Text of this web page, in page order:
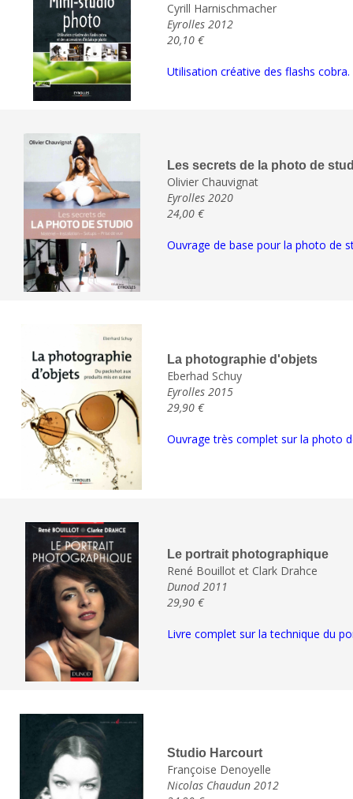
Cyrill Harnischmacher
Eyrolles 2012
20,10 €
Utilisation créative des flashs
Les secrets de la photo de
Olivier Chauvignat
Eyrolles 2020
24,00 €
Ouvrage de base pour la photo de
La photographie d'objets
Eberhad Schuy
Eyrolles 2015
29,90 €
Ouvrage très complet sur la photo
Le portrait photographique
René Bouillot et Clark Drahce
Dunod 2011
29,90 €
Livre complet sur la technique du
Studio Harcourt
Françoise Denoyelle
Nicolas Chaudun 2012